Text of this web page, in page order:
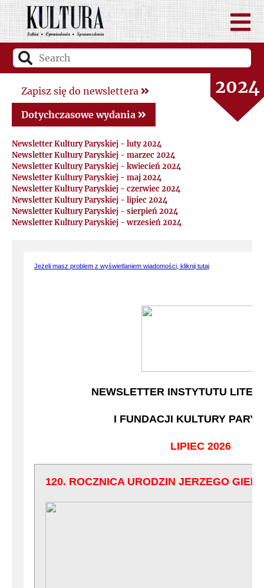
2026
2025
2024
2023
2017
2015
2014
Zapisz się do newslettera
Dotychczasowe wydania
Newsletter Kultury Paryskiej - luty 2024
Newsletter Kultury Paryskiej - marzec 2024
Newsletter Kultury Paryskiej - kwiecień 2024
Newsletter Kultury Paryskiej - maj 2024
Newsletter Kultury Paryskiej - czerwiec 2024
Newsletter Kultury Paryskiej - lipiec 2024
Newsletter Kultury Paryskiej - sierpień 2024
Newsletter Kultury Paryskiej - wrzesień 2024
Jeżeli masz problem z wyświetlaniem wiadomości, kliknij tutaj
NEWSLETTER INSTYTUTU
I FUNDACJI KULTURY
LIPIEC 2026
120. ROCZNICA URODZIN JERZEGO